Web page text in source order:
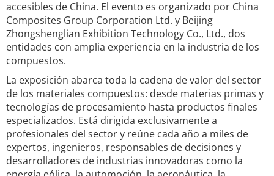
accesibles de China. El evento es organizado por China
Composites Group Corporation Ltd. y Beijing
Zhongshenglian Exhibition Technology Co., Ltd., dos
entidades con amplia experiencia en la industria de los
compuestos.
La exposición abarca toda la cadena de valor del sector
de los materiales compuestos: desde materias primas y
tecnologías de procesamiento hasta productos finales
especializados. Está dirigida exclusivamente a
profesionales del sector y reúne cada año a miles de
expertos, ingenieros, responsables de decisiones y
desarrolladores de industrias innovadoras como la